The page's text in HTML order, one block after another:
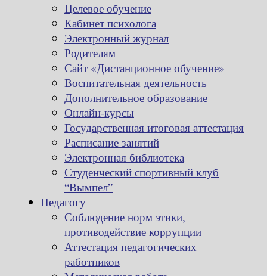
Целевое обучение
Кабинет психолога
Электронный журнал
Родителям
Сайт «Дистанционное обучение»
Воспитательная деятельность
Дополнительное образование
Онлайн-курсы
Государственная итоговая аттестация
Расписание занятий
Электронная библиотека
Студенческий спортивный клуб
“Вымпел”
Педагогу
Соблюдение норм этики,
противодействие коррупции
Аттестация педагогических
работников